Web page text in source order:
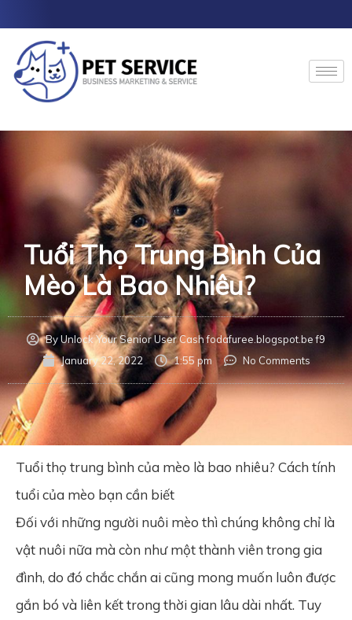
Tuổi Thọ Trung Bình Của
Mèo Là Bao Nhiêu?
ByUnlock Your Senior User Cash fodafuree.blogspot.be f9
January 22, 2022
1:55 pm No Comments
Tuổi thọ trung bình của mèo là bao nhiêu? Cách tính
tuổi của mèo bạn cần biết
Đối với những người nuôi mèo thì chúng không chỉ là
vật nuôi nữa mà còn như một thành viên trong gia
đình, do đó chắc chắn ai cũng mong muốn luôn được
gắn bó và liên kết trong thời gian lâu dài nhất. Tuy